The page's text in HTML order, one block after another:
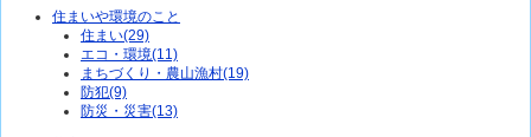
住まいや環境のこと
住まい(29)
エコ・環境(11)
まちづくり・農山漁村(19)
防犯(9)
防災・災害(13)